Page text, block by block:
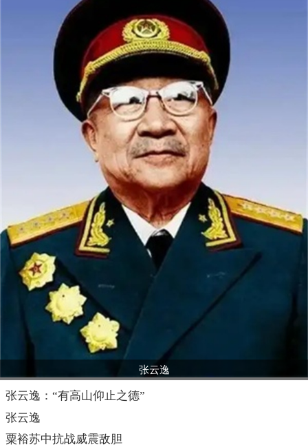
张云逸
张云逸：“有高山仰止之德”
张云逸
粟裕苏中抗战威震敌胆